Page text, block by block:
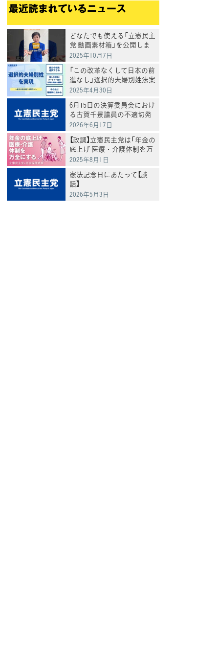
最近読まれているニュース
どなたでも使える「立憲民主
党 動画素材箱」を公開しま
した
2025年10月7日
「この改革なくして日本の前
進なし」選択的夫婦別姓法案
を提出
2025年4月30日
6月15日の決算委員会におけ
る古賀千景議員の不適切発
言と処分について
2026年6月17日
【政調】立憲民主党は「年金の
底上げ 医療・介護体制を万
全にする」
2025年8月1日
憲法記念日にあたって【談
話】
2026年5月3日